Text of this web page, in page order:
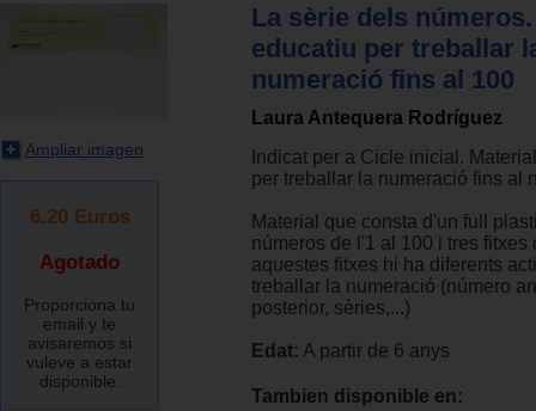
Ampliar imagen
6.20 Euros
Agotado
Proporciona tu
email y te
avisaremos si
vuleve a estar
disponible:
La sèrie dels
educatiu per treballar
numeració fins al 100
Laura Antequera Rodríguez
Indicat per a Cicle inicial.
per treballar la numeració fins al
Material que consta d'un full
números de l'1 al 100 i tres fitxes
aquestes fitxes hi ha diferents
treballar la numeració (número
posterior, sèries,...)
Edat: A partir de 6 anys
Tambien disponible en: